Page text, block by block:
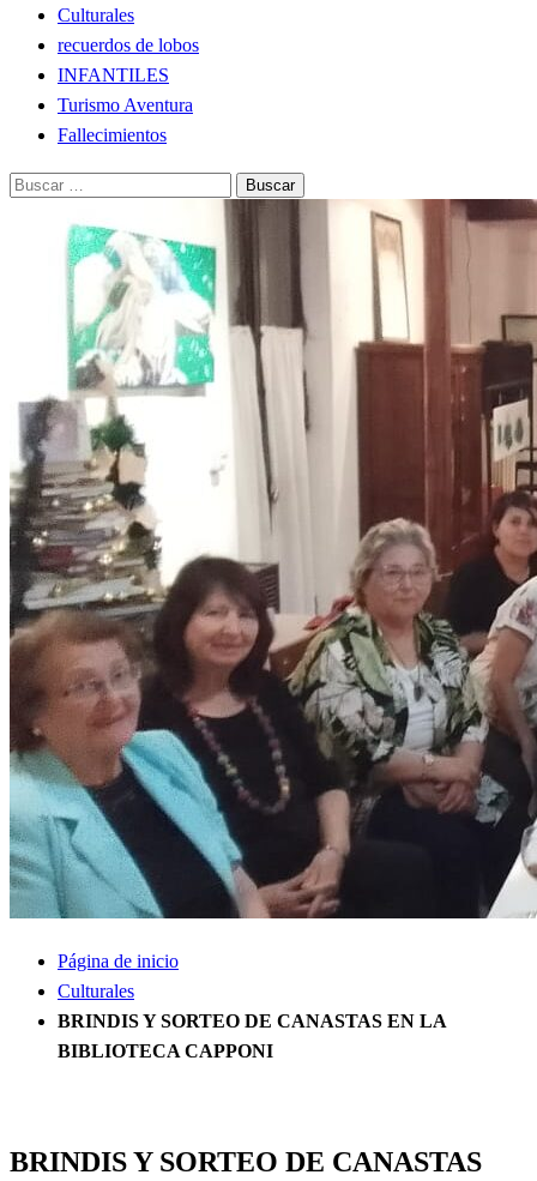
Culturales
recuerdos de lobos
INFANTILES
Turismo Aventura
Fallecimientos
Buscar:
Página de inicio
Culturales
BRINDIS Y SORTEO DE CANASTAS EN LA
BIBLIOTECA CAPPONI
BRINDIS Y SORTEO DE CANASTAS